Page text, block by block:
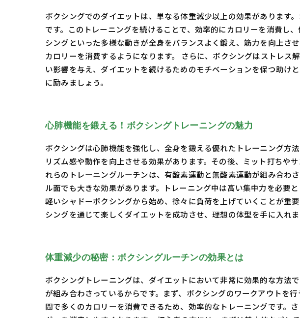
ボクシングでのダイエットは、単なる体重減少以上の効果があります
です。このトレーニングを続けることで、効率的にカロリーを消費し
シングといった多様な動きが全身をバランスよく鍛え、筋力を向上さ
カロリーを消費するようになります。 さらに、ボクシングはストレ
い影響を与え、ダイエットを続けるためのモチベーションを保つ助け
に励みましょう。
心肺機能を鍛える！ボクシングトレーニングの魅力
ボクシングは心肺機能を強化し、全身を鍛える優れたトレーニング方
リズム感や動作を向上させる効果があります。その後、ミット打ちや
れらのトレーニングルーチンは、有酸素運動と無酸素運動が組み合わ
ル面でも大きな効果があります。トレーニング中は高い集中力を必要
軽いシャドーボクシングから始め、徐々に負荷を上げていくことが重
シングを通じて楽しくダイエットを成功させ、理想の体型を手に入れま
体重減少の秘密：ボクシングルーチンの効果とは
ボクシングトレーニングは、ダイエットにおいて非常に効果的な方法
が組み合わさっているからです。まず、ボクシングのワークアウトを
間で多くのカロリーを消費できるため、効率的なトレーニングです。